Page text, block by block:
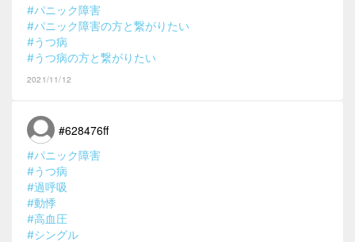
#パニック障害
#パニック障害の方と繋がりたい
#うつ病
#うつ病の方と繋がりたい
2021/11/12
#628476ff
#パニック障害
#うつ病
#過呼吸
#動悸
#高血圧
#シングル